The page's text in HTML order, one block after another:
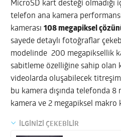
MicroSD kart desteği olmadığı
telefon ana kamera
kamerası108 megapiksel
sayede detaylı fotoğraflar
modelinde 200 megapiksellik
sabitleme özelliğine sahip olan
videolarda oluşabilecek
bu kamera dışında telefonda 8
kamera ve 2 megapiksel makro
İLGİNİZİ ÇEKEBİLİR